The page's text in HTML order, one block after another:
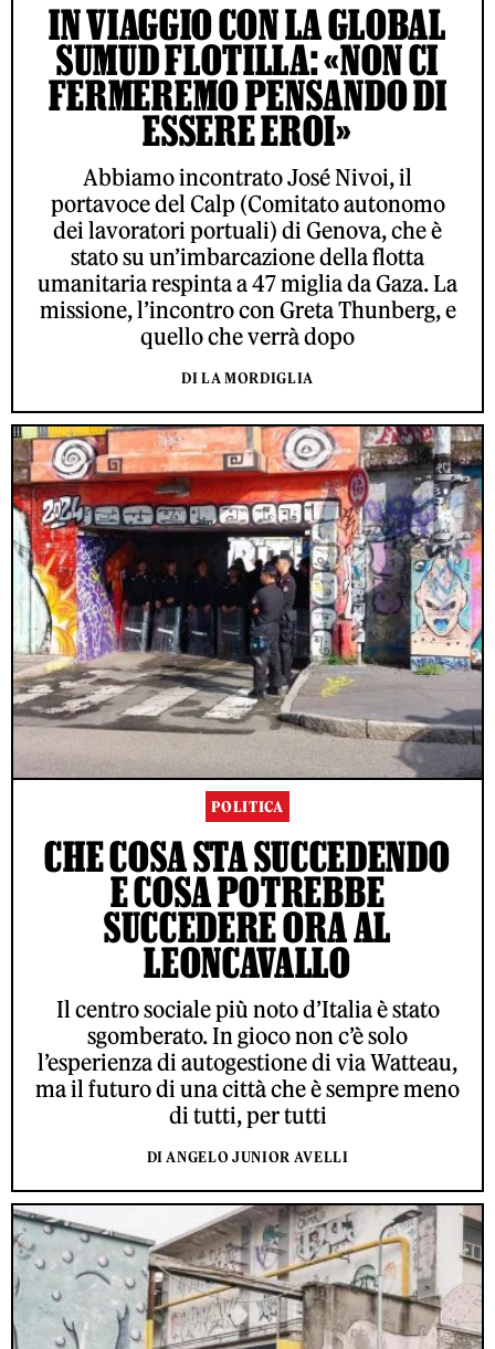
IN VIAGGIO CON LA GLOBAL
SUMUD FLOTILLA: «NON CI
FERMEREMO PENSANDO DI
ESSERE EROI»
Abbiamo incontrato José Nivoi, il
portavoce del Calp (Comitato autonomo
dei lavoratori portuali) di Genova, che è
stato su un’imbarcazione della flotta
umanitaria respinta a 47 miglia da Gaza. La
missione, l’incontro con Greta Thunberg, e
quello che verrà dopo
DI LA MORDIGLIA
POLITICA
CHE COSA STA SUCCEDENDO
E COSA POTREBBE
SUCCEDERE ORA AL
LEONCAVALLO
Il centro sociale più noto d’Italia è stato
sgomberato. In gioco non c’è solo
l’esperienza di autogestione di via Watteau,
ma il futuro di una città che è sempre meno
di tutti, per tutti
DI ANGELO JUNIOR AVELLI